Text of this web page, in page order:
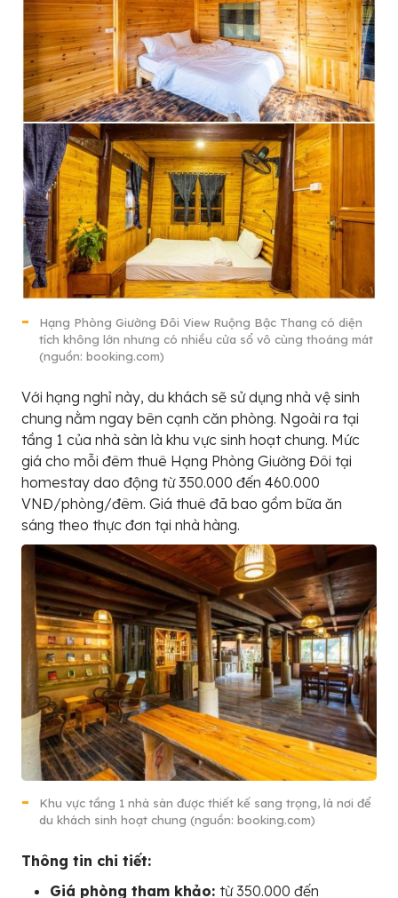
Hạng Phòng Giường Đôi View Ruộng Bậc Thang có diện
tích không lớn nhưng có nhiều cửa sổ vô cùng thoáng mát
(nguồn: booking.com)
Với hạng nghỉ này, du khách sẽ sử dụng nhà vệ sinh
chung nằm ngay bên cạnh căn phòng. Ngoài ra tại
tầng 1 của nhà sàn là khu vực sinh hoạt chung. Mức
giá cho mỗi đêm thuê Hạng Phòng Giường Đôi tại
homestay dao động từ 350.000 đến 460.000
VNĐ/phòng/đêm. Giá thuê đã bao gồm bữa ăn
sáng theo thực đơn tại nhà hàng.
Khu vực tầng 1 nhà sàn được thiết kế sang trọng, là nơi để
du khách sinh hoạt chung (nguồn: booking.com)
Thông tin chi tiết:
Giá phòng tham khảo: từ 350.000 đến